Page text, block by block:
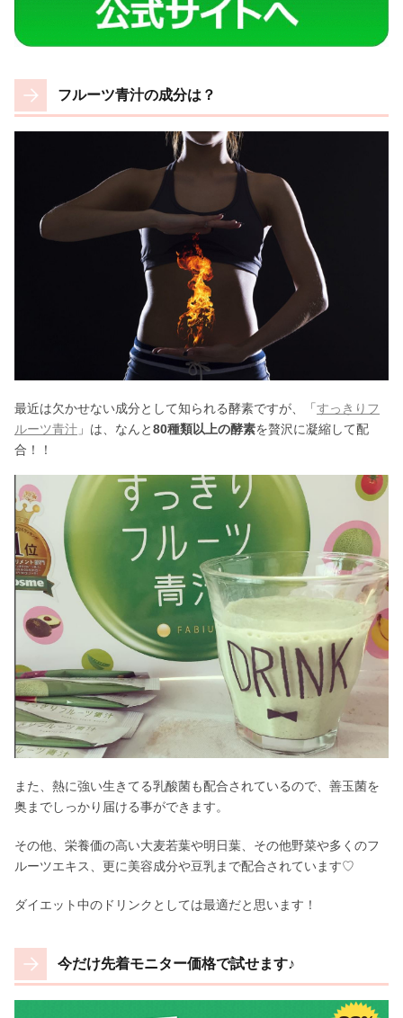
フルーツ青汁の成分は？
最近は欠かせない成分として知られる酵素ですが、「すっきりフ
ルーツ青汁 」は、なんと80種類以上の酵素を贅沢に凝縮して配
合！！
また、熱に強い生きてる乳酸菌も配合されているので、善玉菌を
奥までしっかり届ける事ができます。
その他、栄養価の高い大麦若葉や明日葉、その他野菜や多くのフ
ルーツエキス、更に美容成分や豆乳まで配合されています♡
ダイエット中のドリンクとしては最適だと思います！
今だけ先着モニター価格で試せます♪